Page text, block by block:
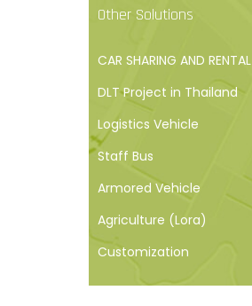
Other Solutions
CAR SHARING AND RENTAL
DLT Project in Thailand
Logistics Vehicle
Staff Bus
Armored Vehicle
Agriculture (Lora)
Customization